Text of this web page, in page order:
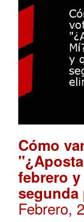
Cómo
febrero
segunda
Febrero,